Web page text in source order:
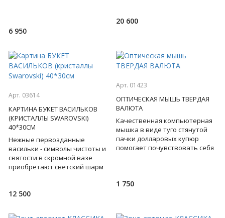
6 950
20 600
Арт. 03614
КАРТИНА БУКЕТ ВАСИЛЬКОВ
(КРИСТАЛЛЫ SWAROVSKI)
40*30СМ
Нежные первозданные
васильки - символы чистоты и
святости в скромной вазе
приобретают светский шарм
12 500
Арт. 01423
ОПТИЧЕСКАЯ МЫШЬ ТВЕРДАЯ
ВАЛЮТА
Качественная компьютерная
мышка в виде туго стянутой
пачки долларовых купюр
помогает почувствовать себя
1 750